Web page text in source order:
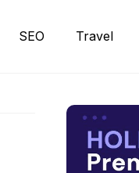
SEO Travel